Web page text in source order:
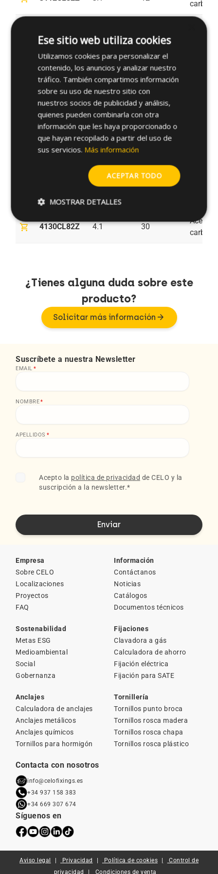
carbono
Acero al
3610CL82Z 3.6
3616CL82Z 3.6 16
368CL82Z 3.6 8
shopping_cart 4130CL82Z 4.1 30
Acero al
carbono
¿Tienes alguna duda sobre este
producto?
Solicitar más información arrow_forward
Suscríbete a nuestra Newsletter
EMAIL *
NOMBRE*
APELLIDOS *
Acepto la política de privacidad de CELO y la
suscripción a la newsletter.*
Empresa
Sobre CELO
Localizaciones
Proyectos
FAQ
Información
Contáctanos
Noticias
Catálogos
Documentos técnicos
Sostenabilidad
Metas ESG
Medioambiental
Social
Gobernanza
Fijaciones
Clavadora a gás
Calculadora de ahorro
Fijación eléctrica
Fijación para SATE
Anclajes
Calculadora de anclajes
Anclajes metálicos
Anclajes químicos
Tornillos para hormigón
Tornillería
Tornillos punto broca
Tornillos rosca madera
Tornillos rosca chapa
Tornillos rosca plástico
Contacta con nosotros
info@celofixings.es
+34 937 158 383
+34 669 307 674
Síguenos en
Aviso legal Privacidad Política de cookies
Control de
privacidad
Condiciones de venta
Ese sitio web utiliza cookies
Utilizamos cookies para personalizar el
contenido, los anuncios y analizar nuestro
tráfico. También compartimos información
sobre su uso de nuestro sitio con
nuestros socios de publicidad y análisis,
quienes pueden combinarla con otra
información que les haya proporcionado o
que hayan recopilado a partir del uso de
sus servicios. Más información
ACEPTAR TODO
MOSTRAR DETALLES